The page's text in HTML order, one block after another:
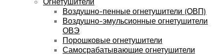
Воздушно-пенные огнетушители (ОВП)
Воздушно-эмульсионные огнетушители
ОВЭ
Порошковые огнетушители
Самосрабатывающие огнетушители